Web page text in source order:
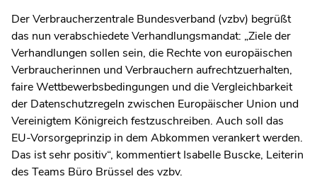
Der Verbraucherzentrale Bundesverband (vzbv) begrüßt
das nun verabschiedete Verhandlungsmandat: „Ziele der
Verhandlungen sollen sein, die Rechte von europäischen
Verbraucherinnen und Verbrauchern aufrechtzuerhalten,
faire Wettbewerbsbedingungen und die Vergleichbarkeit
der Datenschutzregeln zwischen Europäischer Union und
Vereinigtem Königreich festzuschreiben. Auch soll das
EU-Vorsorgeprinzip in dem Abkommen verankert werden.
Das ist sehr positiv“, kommentiert Isabelle Buscke, Leiterin
des Teams Büro Brüssel des vzbv.